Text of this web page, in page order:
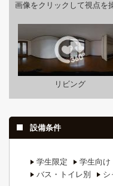
画像をクリックして視点を
リビング
設備条件
学生限定 学生向け
バス・トイレ別
シ